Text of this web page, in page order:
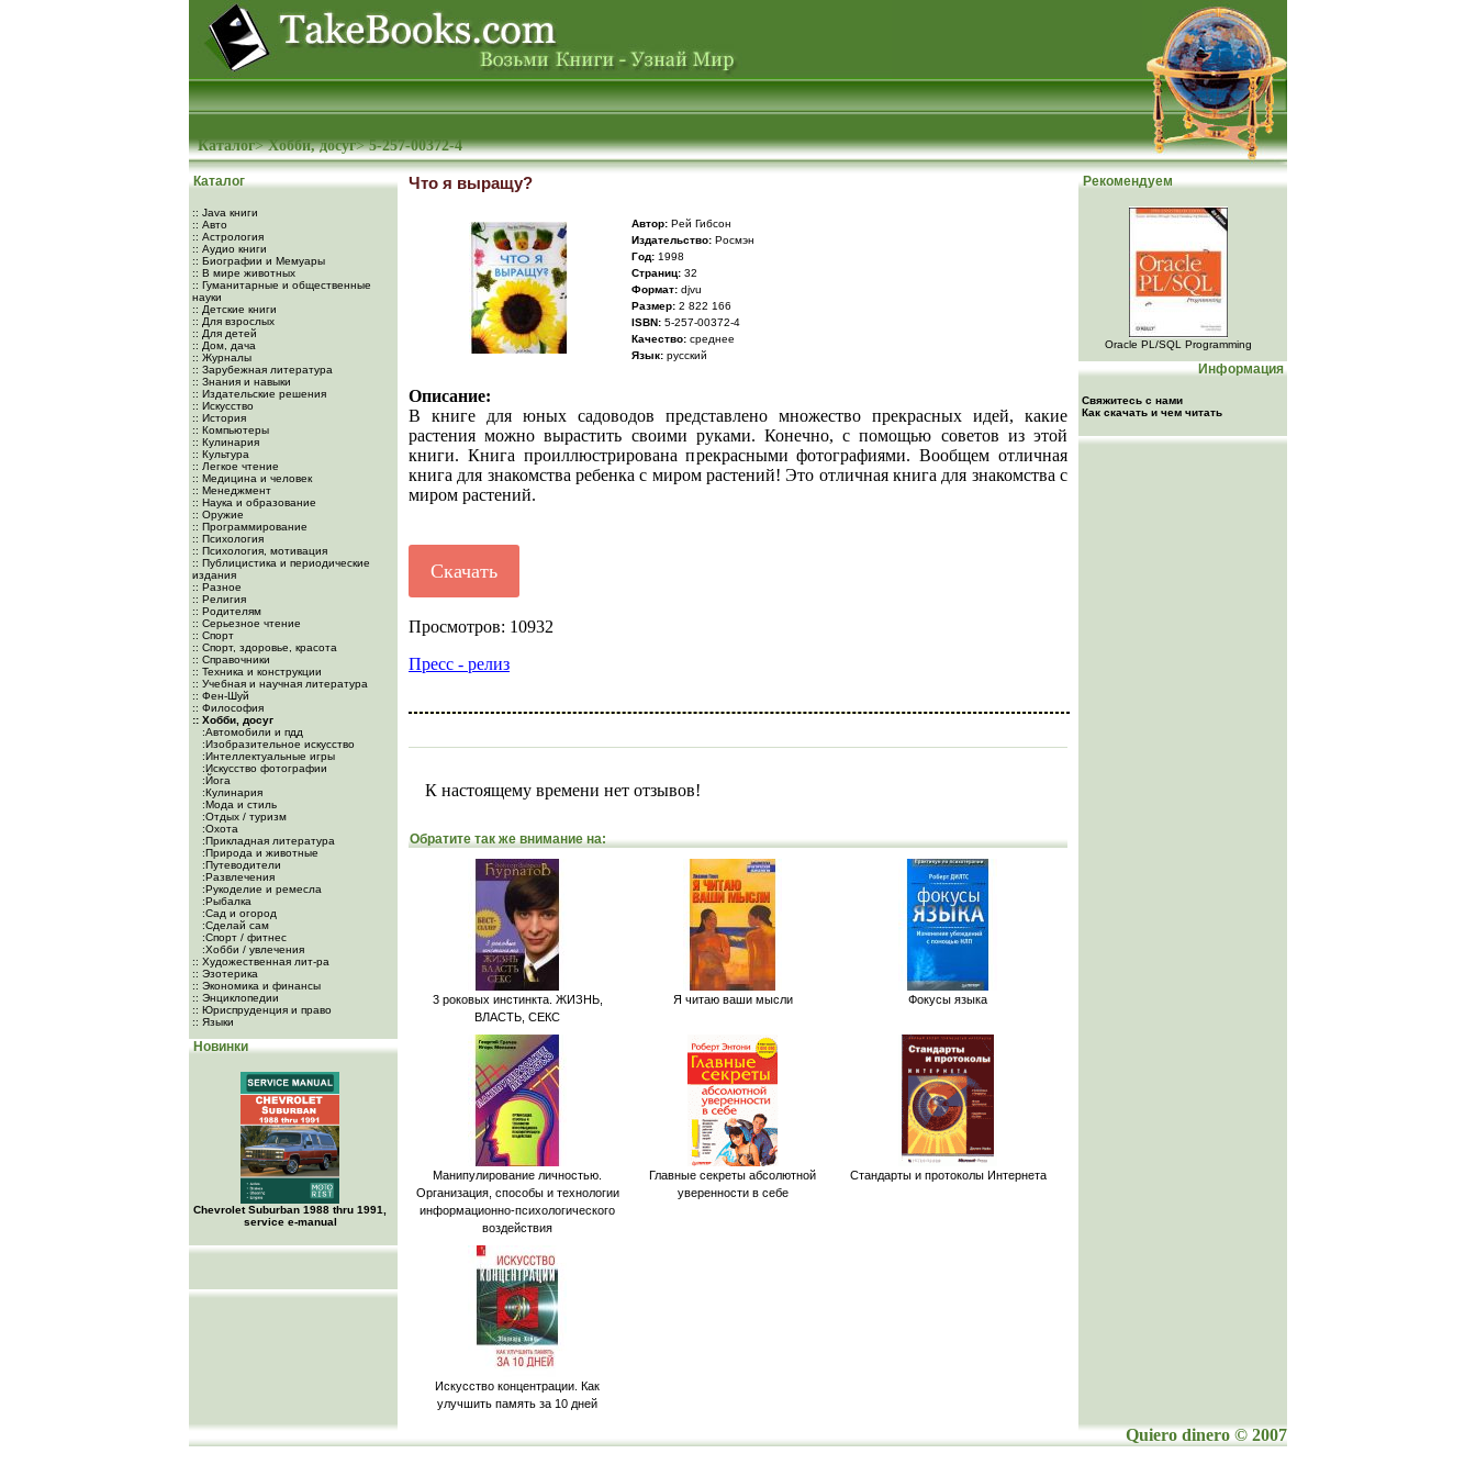
Каталог>Хобби, досуг>5-257-00372-4
Каталог
:: Java книги
:: Авто
:: Астрология
:: Аудио книги
:: Биографии и Мемуары
:: В мире животных
:: Гуманитарные и общественные
науки
:: Детские книги
:: Для взрослых
:: Для детей
:: Дом, дача
:: Журналы
:: Зарубежная литература
:: Знания и навыки
:: Издательские решения
:: Искусство
:: История
:: Компьютеры
:: Кулинария
:: Культура
:: Легкое чтение
:: Медицина и человек
:: Менеджмент
:: Наука и образование
:: Оружие
:: Программирование
:: Психология
:: Психология, мотивация
:: Публицистика и периодические
издания
:: Разное
:: Религия
:: Родителям
:: Серьезное чтение
:: Спорт
:: Спорт, здоровье, красота
:: Справочники
:: Техника и конструкции
:: Учебная и научная литература
:: Фен-Шуй
:: Философия
:: Хобби, досуг
:Автомобили и пдд
:Изобразительное искусство
:Интеллектуальные игры
:Искусство фотографии
:Йога
:Кулинария
:Мода и стиль
:Отдых / туризм
:Охота
:Прикладная литература
:Природа и животные
:Путеводители
:Развлечения
:Рукоделие и ремесла
:Рыбалка
:Сад и огород
:Сделай сам
:Спорт / фитнес
:Хобби / увлечения
:: Художественная лит-ра
:: Эзотерика
:: Экономика и финансы
:: Энциклопедии
:: Юриспруденция и право
:: Языки
Новинки
Chevrolet Suburban 1988 thru 1991,
service e-manual
Что я выращу?
Автор: Рей Гибсон
Издательство: Росмэн
Год: 1998
Cтраниц: 32
Формат: djvu
Размер: 2 822 166
ISBN: 5-257-00372-4
Качество: среднее
Язык: русский
Описание:
В книге для юных садоводов представлено множество прекрасных идей, какие
растения можно вырастить своими руками. Конечно, с помощью советов из этой
книги. Книга проиллюстрирована прекрасными фотографиями. Вообщем отличная
книга для знакомства ребенка с миром растений! Это отличная книга для знакомства с
миром растений.
Скачать
Просмотров: 10932
Пресс - релиз
К настоящему времени нет отзывов!
Обратите так же внимание на:
3 роковых инстинкта. ЖИЗНЬ,
ВЛАСТЬ, СЕКС
Я читаю ваши мысли Фокусы языка
Манипулирование личностью.
Организация, способы и технологии
информационно-психологического
воздействия
Главные секреты абсолютной
уверенности в себе
Стандарты и протоколы Интернета
Искусство концентрации. Как
улучшить память за 10 дней
Рекомендуем
Oracle PL/SQL Programming
Информация
Свяжитесь с нами
Как скачать и чем читать
Quiero dinero © 2007